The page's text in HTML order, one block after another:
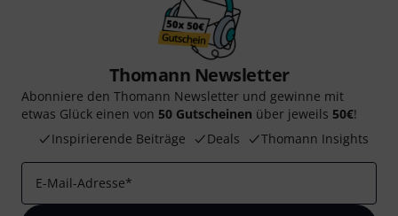
Thomann Newsletter
Abonniere den Thomann Newsletter und gewinne mit
etwas Glück einen von 50 Gutscheinen über jeweils 50€!
Inspirierende Beiträge
Deals Thomann Insights
E-Mail-Adresse*